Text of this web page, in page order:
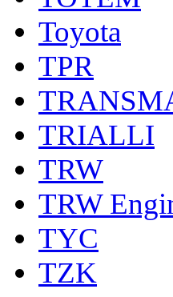
Toyota
TPR
TRIALLI
TRW
TRW
TYC
TZK